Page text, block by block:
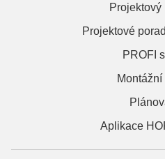
Projektový
Projektové
PROFI
Aplikace